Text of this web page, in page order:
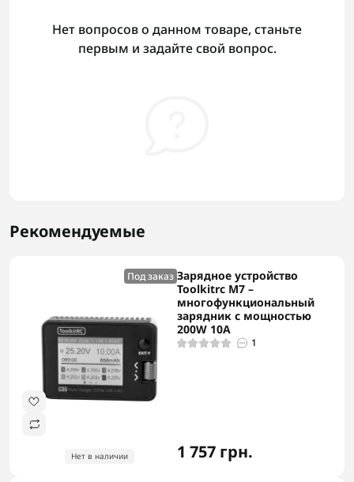
Нет вопросов о данном товаре, станьте
первым и задайте свой вопрос.
Рекомендуемые
Под заказ
Нет в наличии
Зарядное устройство
Toolkitrc M7 –
многофункциональный
зарядник с мощностью
200W 10A
1
1 757 грн.